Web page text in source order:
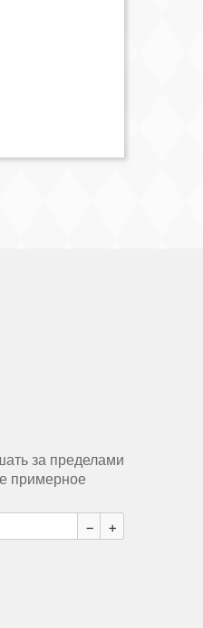
за пределами
примерное